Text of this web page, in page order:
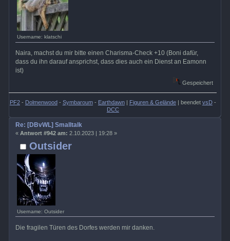
Username: klatschi
Naira, machst du mir bitte einen Charisma-Check +10 (Boni dafür,
dass du ihn darauf ansprichst, dass dies auch ein Dienst an Eamonn
ist)
Gespeichert
PF2- Dolmenwood- Symbaroum- Earthdawn| Figuren & Gelände| beendet vsD-
DCC
Outsider
Username: Outsider
Re: [DBvWL] Smalltalk
« Antwort #942 am: 2.10.2023 | 19:28 »
Die fragilen Türen des Dorfes werden mir danken.